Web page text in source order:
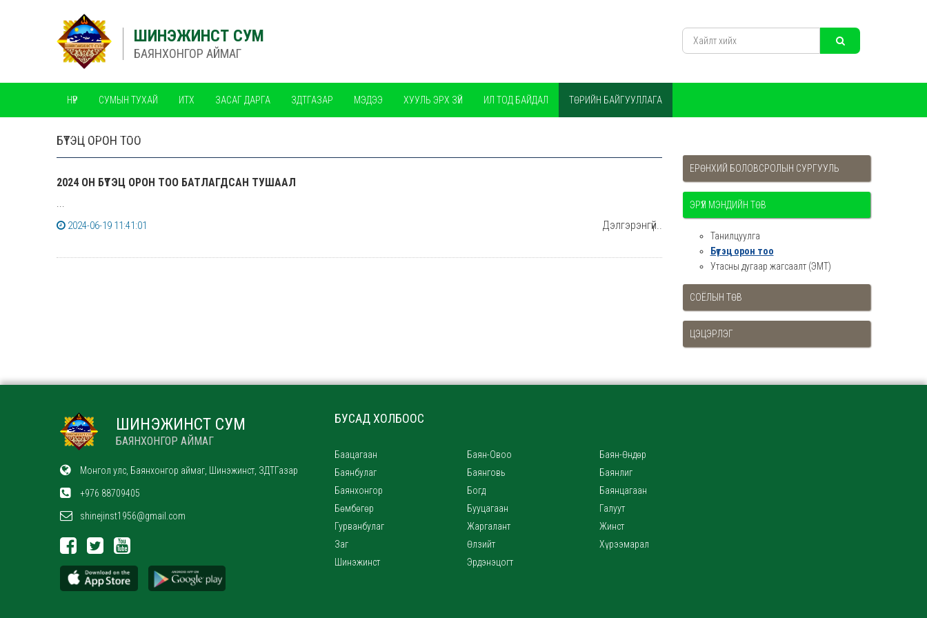
ШИНЭЖИНСТ СУМ
БАЯНХОНГОР АЙМАГ
НҮҮР СУМЫН ТУХАЙ ИТХ ЗАСАГ ДАРГА ЗДТГАЗАР МЭДЭЭ ХУУЛЬ ЭРХ ЗҮЙ ИЛ ТОД БАЙДАЛ ТӨРИЙН БАЙГУУЛЛАГА
ЧАНАРЫН МЕНЕЖМЕНТИЙН ТОГТОЛЦОО ISO
БҮТЭЦ ОРОН ТОО
2024 ОН БҮТЭЦ ОРОН ТОО БАТЛАГДСАН ТУШААЛ
...
2024-06-19 11:41:01
Дэлгэрэнгүй..
ЕРӨНХИЙ БОЛОВСРОЛЫН СУРГУУЛЬ
ЭРҮҮЛ МЭНДИЙН ТӨВ
Танилцуулга
Бүтэц орон тоо
Утасны дугаар жагсаалт (ЭМТ)
СОЁЛЫН ТӨВ
ЦЭЦЭРЛЭГ
ШИНЭЖИНСТ СУМ
БАЯНХОНГОР АЙМАГ
Монгол улс, Баянхонгор аймаг, Шинэжинст, ЗДТГазар
+976 88709405
shinejinst1956@gmail.com
БУСАД ХОЛБООС
Баацагаан Баян-Овоо
Баян-Өндөр
Баянбулаг
Баянговь
Баянлиг
Баянхонгор
Богд
Баянцагаан
Бөмбөгөр
Бууцагаан
Галуут
Гурванбулаг
Жаргалант
Жинст
Заг
Өлзийт
Хүрээмарал
Шинэжинст
Эрдэнэцогт